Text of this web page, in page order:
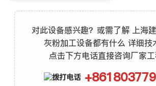
对此设备感兴趣？或需了解 上海
灰粉加工设备都有什么 详细技
点击下方电话直接咨询厂家工